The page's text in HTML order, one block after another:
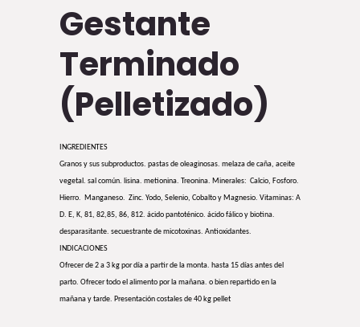
Gestante
Terminado
(Pelletizado)
INGREDIENTES
Granos y sus subproductos. pastas de oleaginosas. melaza de caña, aceite
vegetal. sal común. lisina. metionina. Treonina. Minerales: Calcio, Fosforo.
Hierro. Manganeso. Zinc. Yodo, Selenio, Cobalto y Magnesio. Vitaminas: A
D. E, K, 81, 82,85, 86, 812. ácido pantoténico. ácido fálico y biotina.
desparasitante. secuestrante de micotoxinas. Antioxidantes.
INDICACIONES
Ofrecer de 2 a 3 kg por día a partir de la monta. hasta 15 días antes del
parto. Ofrecer todo el alimento por la mañana. o bien repartido en la
mañana y tarde. Presentación costales de 40 kg pellet